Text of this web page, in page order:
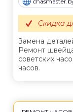
Замена
Ремонт
советских
часов.
Скидка